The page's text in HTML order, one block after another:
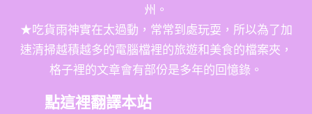
州。
★吃貨雨神實在太過動，常常到處玩耍，所以為了加
速清掃越積越多的電腦檔裡的旅遊和美食的檔案夾，
格子裡的文章會有部份是多年的回憶錄。
點這裡翻譯本站